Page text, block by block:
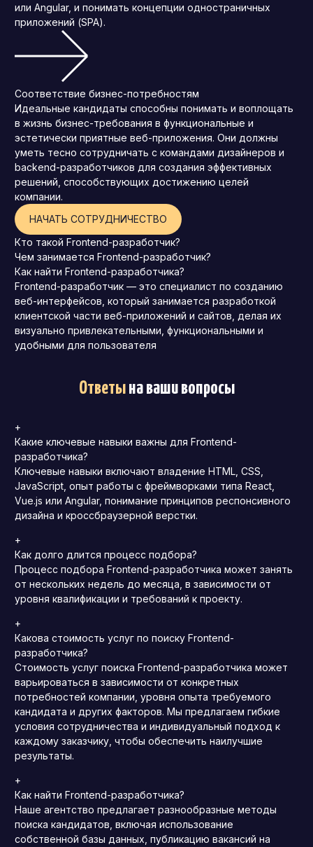
или Angular, и понимать концепции одностраничных
приложений (SPA).
Соответствие бизнес-потребностям
Идеальные кандидаты способны понимать и воплощать
в жизнь бизнес-требования в функциональные и
эстетически приятные веб-приложения. Они должны
уметь тесно сотрудничать с командами дизайнеров и
backend-разработчиков для создания эффективных
решений, способствующих достижению целей
компании.
НАЧАТЬ СОТРУДНИЧЕСТВО
Кто такой Frontend-разработчик?
Чем занимается Frontend-разработчик?
Как найти Frontend-разработчика?
Frontend-разработчик — это специалист по созданию
веб-интерфейсов, который занимается разработкой
клиентской части веб-приложений и сайтов, делая их
визуально привлекательными, функциональными и
удобными для пользователя
Ответына ваши вопросы
+
Какие ключевые навыки важны для Frontend-
разработчика?
Ключевые навыки включают владение HTML, CSS,
JavaScript, опыт работы с фреймворками типа React,
Vue.js или Angular, понимание принципов респонсивного
дизайна и кроссбраузерной верстки.
+
Как долго длится процесс подбора?
Процесс подбора Frontend-разработчика может занять
от нескольких недель до месяца, в зависимости от
уровня квалификации и требований к проекту.
+
Какова стоимость услуг по поиску Frontend-
разработчика?
Стоимость услуг поиска Frontend-разработчика может
варьироваться в зависимости от конкретных
потребностей компании, уровня опыта требуемого
кандидата и других факторов. Мы предлагаем гибкие
условия сотрудничества и индивидуальный подход к
каждому заказчику, чтобы обеспечить наилучшие
результаты.
+
Как найти Frontend-разработчика?
Наше агентство предлагает разнообразные методы
поиска кандидатов, включая использование
собственной базы данных, публикацию вакансий на